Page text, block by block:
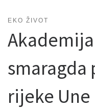
EKO ŽIVOT
smaragda
rijeke Une